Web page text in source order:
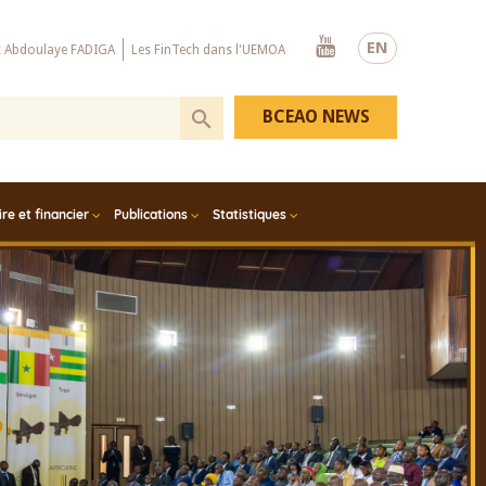
EN
Abdoulaye FADIGA Les FinTech dans l'UEMOA
Youtube
et financier Publications Statistiques
BCEAO NEWS